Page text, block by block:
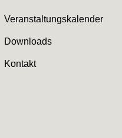
Veranstaltungskalender
Downloads
Kontakt